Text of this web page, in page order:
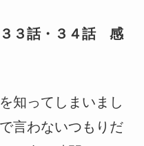
３話・３４話 感
知ってしまいまし
言わないつもりだ